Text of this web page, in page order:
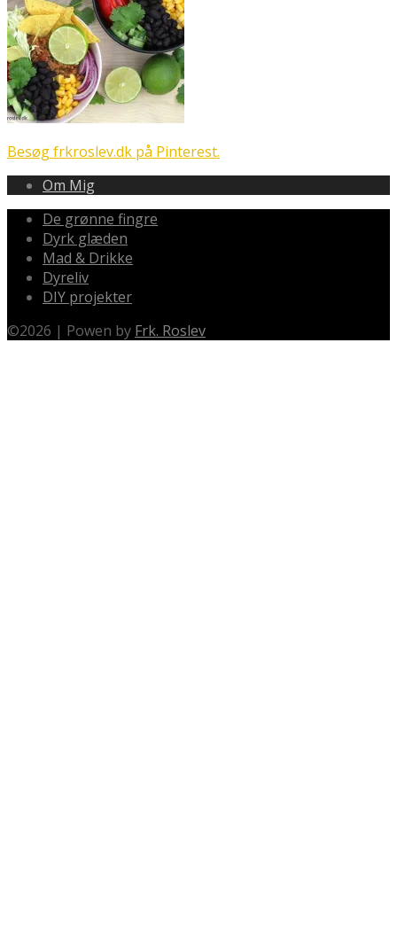
Besøg frkroslev.dk på Pinterest.
Om Mig
De grønne fingre
Dyrk glæden
Mad & Drikke
Dyreliv
DIY projekter
©2026 | Powen by Frk. Roslev